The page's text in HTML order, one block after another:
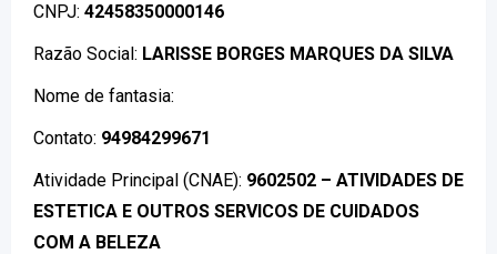
CNPJ: 42458350000146
Razão Social: LARISSE BORGES MARQUES DA SILVA
Nome de fantasia:
Contato: 94984299671
Atividade Principal (CNAE): 9602502 – ATIVIDADES DE
ESTETICA E OUTROS SERVICOS DE CUIDADOS
COM A BELEZA